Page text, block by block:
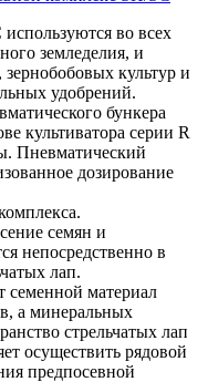
во всех
земледелия, и
культур и
удобрений.
бункера
культиватора серии R
Пневматический
дозирование
семян и
непосредственно в
лап.
семенной материал
а минеральных
стрельчатых лап
осуществить рядовой
предпосевной